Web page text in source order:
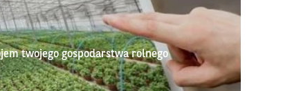
twojego gospodarstwa rolnego